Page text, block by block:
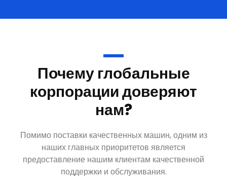
Почему глобальные
корпорации доверяют
нам?
Помимо поставки качественных машин, одним из
наших главных приоритетов является
предоставление нашим клиентам качественной
поддержки и обслуживания.